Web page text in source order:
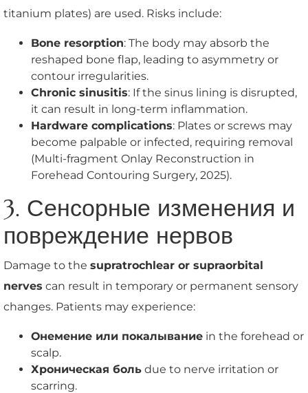
titanium plates) are used. Risks include:
Bone resorption: The body may absorb the
reshaped bone flap, leading to asymmetry or
contour irregularities.
Chronic sinusitis: If the sinus lining is disrupted,
it can result in long-term inflammation.
Hardware complications: Plates or screws may
become palpable or infected, requiring removal
(Multi-fragment Onlay Reconstruction in
Forehead Contouring Surgery, 2025).
3. Сенсорные изменения и
повреждение нервов
Damage to the supratrochlear or supraorbital
nerves can result in temporary or permanent sensory
changes. Patients may experience:
Онемение или покалывание in the forehead or
scalp.
Хроническая боль due to nerve irritation or
scarring.